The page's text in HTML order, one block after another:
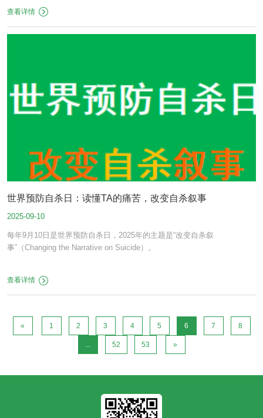
查看详情
世界预防自杀日：读懂TA的痛苦，改变自杀叙事
2025-09-10
每年9月10日是世界预防自杀日，2025年的主题是“改变自杀叙
事”（Changing the Narrative on Suicide）。
查看详情
« 1 2 3 4 5 6 7 8
... 52 53 »